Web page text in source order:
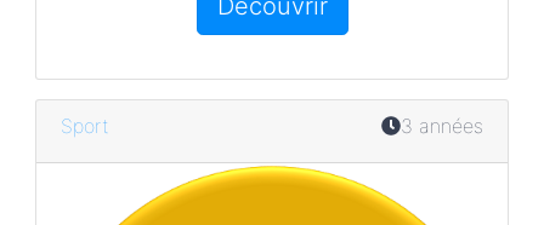
Découvrir
Sport 3 années